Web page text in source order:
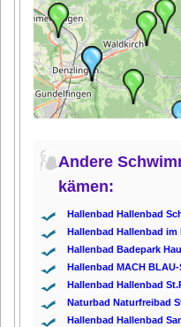
Andere
kämen:
Hallenbad Hallenbad
Hallenbad Hallenbad
Hallenbad Badepark
Hallenbad MACH
Hallenbad Hallenbad
Naturbad Naturfreibad
Hallenbad Hallenbad